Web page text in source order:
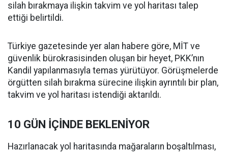
silah bırakmaya ilişkin takvim ve yol haritası talep
ettiği belirtildi.
Türkiye gazetesinde yer alan habere göre, MİT ve
güvenlik bürokrasisinden oluşan bir heyet, PKK’nın
Kandil yapılanmasıyla temas yürütüyor. Görüşmelerde
örgütten silah bırakma sürecine ilişkin ayrıntılı bir plan,
takvim ve yol haritası istendiği aktarıldı.
10 GÜN İÇİNDE BEKLENİYOR
Hazırlanacak yol haritasında mağaraların boşaltılması,